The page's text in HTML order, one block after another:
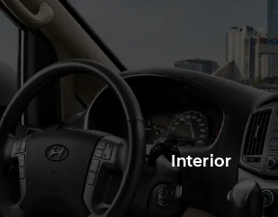
Especificaciones
Interior